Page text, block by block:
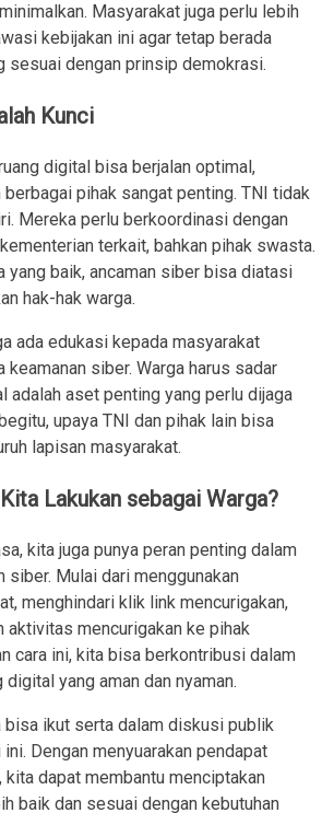
Masyarakat juga perlu lebih
kebijakan ini agar tetap berada
sesuai dengan prinsip demokrasi.
Kunci
digital bisa berjalan optimal,
pihak sangat penting. TNI tidak
Mereka perlu berkoordinasi dengan
terkait, bahkan pihak swasta.
yang baik, ancaman siber bisa diatasi
hak-hak warga.
ada edukasi kepada masyarakat
keamanan siber. Warga harus sadar
adalah aset penting yang perlu dijaga
upaya TNI dan pihak lain bisa
lapisan masyarakat.
Lakukan sebagai Warga?
kita juga punya peran penting dalam
siber. Mulai dari menggunakan
menghindari klik link mencurigakan,
aktivitas mencurigakan ke pihak
cara ini, kita bisa berkontribusi dalam
yang aman dan nyaman.
bisa ikut serta dalam diskusi publik
Dengan menyuarakan pendapat
dapat membantu menciptakan
baik dan sesuai dengan kebutuhan